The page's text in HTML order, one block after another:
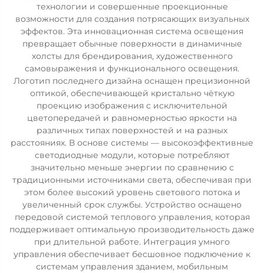
технологии и совершенные проекционные
возможности для создания потрясающих визуальных
эффектов. Эта инновационная система освещения
превращает обычные поверхности в динамичные
холсты для брендирования, художественного
самовыражения и функционального освещения.
Логотип последнего дизайна оснащен прецизионной
оптикой, обеспечивающей кристально чёткую
проекцию изображения с исключительной
цветопередачей и равномерностью яркости на
различных типах поверхностей и на разных
расстояниях. В основе системы — высокоэффективные
светодиодные модули, которые потребляют
значительно меньше энергии по сравнению с
традиционными источниками света, обеспечивая при
этом более высокий уровень светового потока и
увеличенный срок службы. Устройство оснащено
передовой системой теплового управления, которая
поддерживает оптимальную производительность даже
при длительной работе. Интеграция умного
управления обеспечивает бесшовное подключение к
системам управления зданием, мобильным